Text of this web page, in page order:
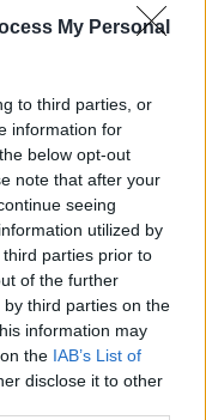
My Personal
to third parties, or
information for
below opt-out
note that after your
seeing
utilized by
parties prior to
of the further
third parties on the
information may
the IAB’s List of
disclose it to other